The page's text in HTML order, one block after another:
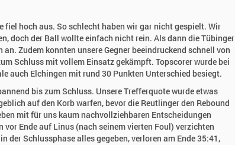
hoch aus. So schlecht haben wir gar nicht gespielt. Wir
doch der Ball wollte einfach nicht rein. Als dann die Tübinger
Zudem konnten unsere Gegner beeindruckend schnell von
Schluss mit vollem Einsatz gekämpft. Topscorer wurde bei
auch Elchingen mit rund 30 Punkten Unterschied besiegt.
bis zum Schluss. Unsere Trefferquote wurde etwas
auf den Korb warfen, bevor die Reutlinger den Rebound
mit für uns kaum nachvollziehbaren Entscheidungen
Ende auf Linus (nach seinem vierten Foul) verzichten
der Schlussphase alles gegeben, verloren am Ende 35:41,